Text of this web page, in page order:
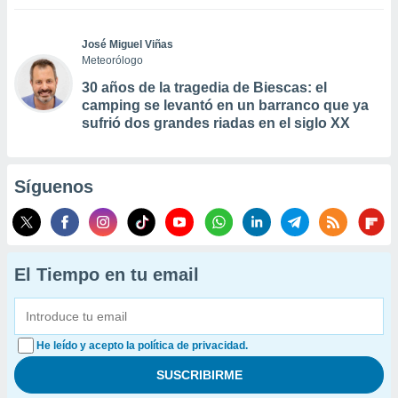
José Miguel Viñas
Meteorólogo
30 años de la tragedia de Biescas: el
camping se levantó en un barranco que ya
sufrió dos grandes riadas en el siglo XX
Síguenos
El Tiempo en tu email
He leído y acepto la política de privacidad.